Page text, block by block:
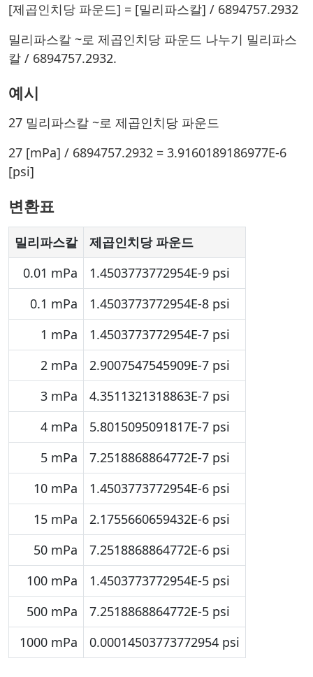
[제곱인치당 파운드] = [밀리파스칼] / 6894757.2932
밀리파스칼 ~로 제곱인치당 파운드 나누기 밀리파스
칼 / 6894757.2932.
예시
27 밀리파스칼 ~로 제곱인치당 파운드
27 [mPa] / 6894757.2932 = 3.9160189186977E-6
[psi]
변환표
밀리파스칼
제곱인치당 파운드
0.01 mPa
1.4503773772954E-9 psi
0.1 mPa
1.4503773772954E-8 psi
1 mPa
1.4503773772954E-7 psi
2 mPa
2.9007547545909E-7 psi
3 mPa
4.3511321318863E-7 psi
4 mPa
5.8015095091817E-7 psi
5 mPa
7.2518868864772E-7 psi
10 mPa
1.4503773772954E-6 psi
15 mPa
2.1755660659432E-6 psi
50 mPa
7.2518868864772E-6 psi
100 mPa
1.4503773772954E-5 psi
500 mPa
7.2518868864772E-5 psi
1000 mPa
0.00014503773772954 psi